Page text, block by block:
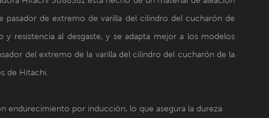
pasador de extremo de varilla del cilindro del cucharón de
resistencia al desgaste, y se adapta mejor a los modelos
del extremo de la varilla del cilindro del cucharón de la
de Hitachi.
endurecimiento por inducción, lo que asegura la dureza